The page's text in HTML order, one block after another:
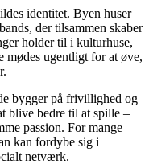
identitet. Byen huser
der tilsammen skaber
holder til i kulturhuse,
mødes ugentligt for at øve,
bygger på frivillighed og
blive bedre til at spille –
passion. For mange
kan fordybe sig i
netværk.